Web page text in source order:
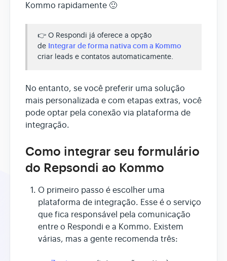
Kommo rapidamente 🙂
👉 O Respondi já oferece a opção
de Integrar de forma nativa com a Kommo
criar leads e contatos automaticamente.
No entanto, se você preferir uma solução
mais personalizada e com etapas extras, você
pode optar pela conexão via plataforma de
integração.
Como integrar seu formulário
do Repsondi ao Kommo
O primeiro passo é escolher uma
plataforma de integração. Esse é o serviço
que fica responsável pela comunicação
entre o Respondi e a Kommo. Existem
várias, mas a gente recomenda três: